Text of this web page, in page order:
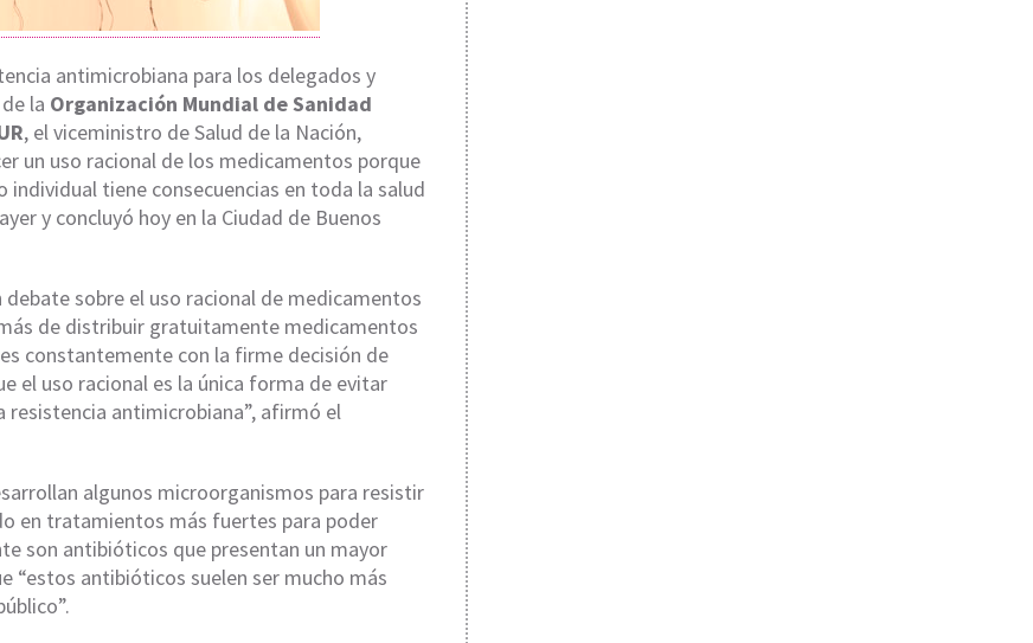
antimicrobiana para los delegados y
la Organización Mundial de Sanidad
, el viceministro de Salud de la Nación,
un uso racional de los medicamentos porque
tiene consecuencias en toda la salud
y concluyó hoy en la Ciudad de Buenos
sobre el uso racional de medicamentos
de distribuir gratuitamente medicamentos
constantemente con la firme decisión de
el uso racional es la única forma de evitar
resistencia antimicrobiana”, afirmó el
algunos microorganismos para resistir
en tratamientos más fuertes para poder
son antibióticos que presentan un mayor
“estos antibióticos suelen ser mucho más